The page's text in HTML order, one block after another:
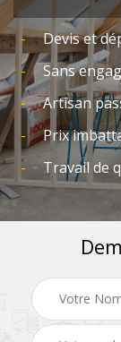
Devis et
Sans
Artisan
Prix
Travail de